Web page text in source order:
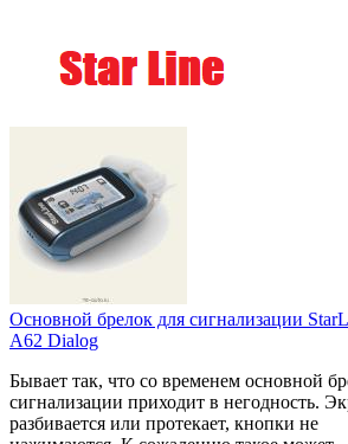
Основной брелок для сигнализации
A62 Dialog
Бывает так, что со временем основной
сигнализации приходит в негодность.
разбивается или протекает, кнопки не